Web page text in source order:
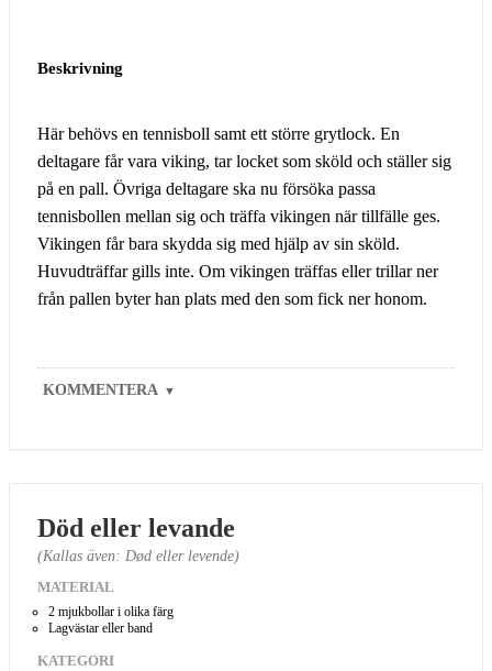
Beskrivning
Här behövs en tennisboll samt ett större grytlock. En
deltagare får vara viking, tar locket som sköld och ställer sig
på en pall. Övriga deltagare ska nu försöka passa
tennisbollen mellan sig och träffa vikingen när tillfälle ges.
Vikingen får bara skydda sig med hjälp av sin sköld.
Huvudträffar gills inte. Om vikingen träffas eller trillar ner
från pallen byter han plats med den som fick ner honom.
KOMMENTERA ▼
Död eller levande
(Kallas även: Død eller levende)
MATERIAL
2 mjukbollar i olika färg
Lagvästar eller band
KATEGORI